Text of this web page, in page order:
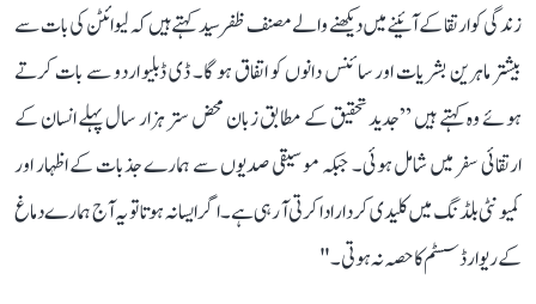
زندگی کو ارتقا کے آئینے میں دیکھنے والے مصنف ظفر سید کہتے ہیں کہ لیوائٹن کی بات سے
بیشتر ماہرین بشریات اور سائنس دانوں کو اتفاق ہو گا۔ ڈی ڈبلیو اردو سے بات کرتے
ہوئے وہ کہتے ہیں ”جدید تحقیق کے مطابق زبان محض ستر ہزار سال پہلے انسان کے
ارتقائی سفر میں شامل ہوئی۔ جبکہ موسیقی صدیوں سے ہمارے جذبات کے اظہار اور
کمیونٹی بلڈنگ میں کلیدی کردار ادا کرتی آ رہی ہے۔ اگر ایسا نہ ہوتا تو یہ آج ہمارے دماغ
کے ریوارڈ سسٹم کا حصہ نہ ہوتی۔"